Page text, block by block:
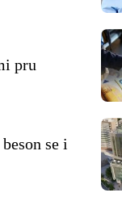
pru
se i